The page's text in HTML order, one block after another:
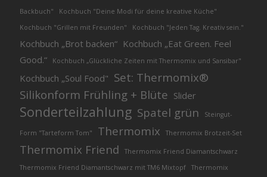
Backbuch"
Kochbuch "Deine Modi für deine kreative Küche"
Kochbuch "Grillen mit Freunden"
Kochbuch "Jeden Tag. Kreativ sein."
Kochbuch „Brot backen“ Kochbuch „Eat Green. Feel
Good.“
Kochbuch „Glückliche Zeiten mit Thermomix und Sansibar"
Kochbuch „Soul Food" Set: Thermomix®
Silikonform Frühling + Blüte Slider
Sonderteilzahlung Spatel grün Steingut-
Form "Tarteform Tom" Thermomix Thermomix Brotzeit-Set
Thermomix Friend
Thermomix Friend Diamantschwarz
Thermomix Friend Diamantschwarz mit TM6 Mixtopf
Thermomix